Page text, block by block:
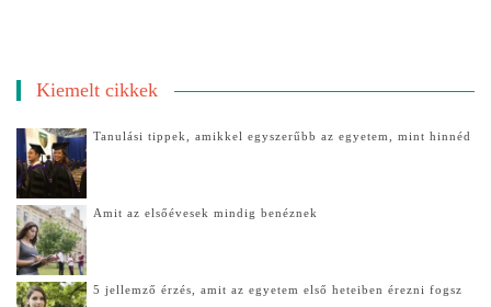
Kiemelt cikkek
Tanulási tippek, amikkel egyszerűbb az egyetem, mint hinnéd
Amit az elsőévesek mindig benéznek
5 jellemző érzés, amit az egyetem első heteiben érezni fogsz